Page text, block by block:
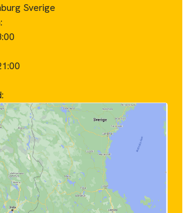
Sverige